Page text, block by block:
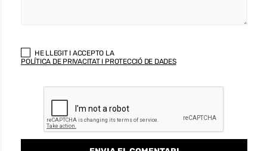
HE LLEGIT I ACCEPTO LA
POLÍTICA DE PRIVACITAT I PROTECCIÓ DE DADES